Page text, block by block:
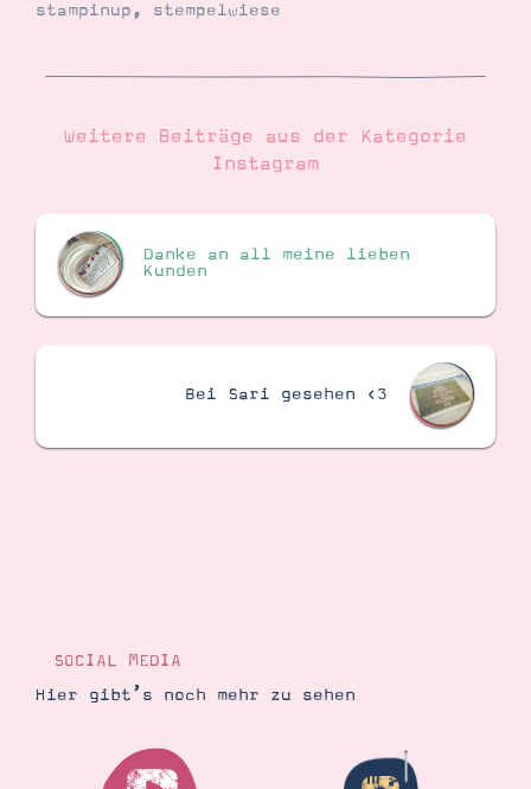
stampinup, stempelwiese
Weitere Beiträge aus der Kategorie
Instagram
Danke an all meine lieben
Kunden
Bei Sari gesehen <3
SOCIAL MEDIA
Hier gibt’s noch mehr zu sehen